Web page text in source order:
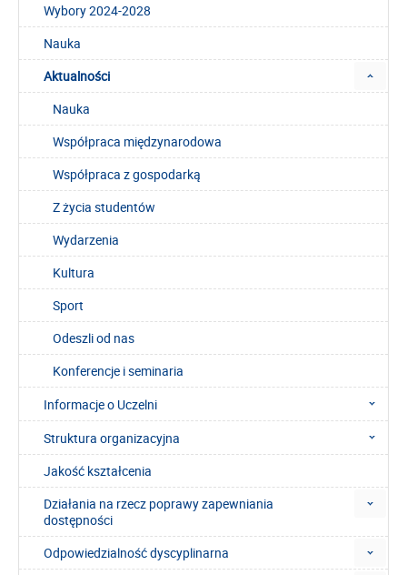
Wybory 2024-2028
Nauka
Aktualności
Nauka
Współpraca międzynarodowa
Współpraca z gospodarką
Z życia studentów
Wydarzenia
Kultura
Sport
Odeszli od nas
Konferencje i seminaria
Informacje o Uczelni
Struktura organizacyjna
Jakość kształcenia
Działania na rzecz poprawy zapewniania
dostępności
Odpowiedzialność dyscyplinarna